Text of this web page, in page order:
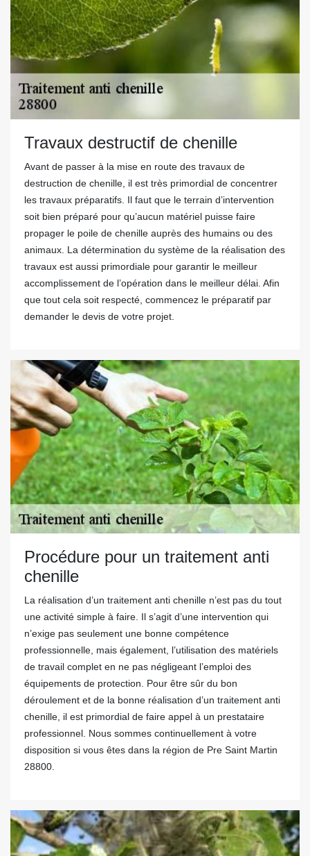
Travaux destructif de chenille
Avant de passer à la mise en route des travaux de
destruction de chenille, il est très primordial de concentrer
les travaux préparatifs. Il faut que le terrain d’intervention
soit bien préparé pour qu’aucun matériel puisse faire
propager le poile de chenille auprès des humains ou des
animaux. La détermination du système de la réalisation des
travaux est aussi primordiale pour garantir le meilleur
accomplissement de l’opération dans le meilleur délai. Afin
que tout cela soit respecté, commencez le préparatif par
demander le devis de votre projet.
Procédure pour un traitement anti
chenille
La réalisation d’un traitement anti chenille n’est pas du tout
une activité simple à faire. Il s’agit d’une intervention qui
n’exige pas seulement une bonne compétence
professionnelle, mais également, l’utilisation des matériels
de travail complet en ne pas négligeant l’emploi des
équipements de protection. Pour être sûr du bon
déroulement et de la bonne réalisation d’un traitement anti
chenille, il est primordial de faire appel à un prestataire
professionnel. Nous sommes continuellement à votre
disposition si vous êtes dans la région de Pre Saint Martin
28800.